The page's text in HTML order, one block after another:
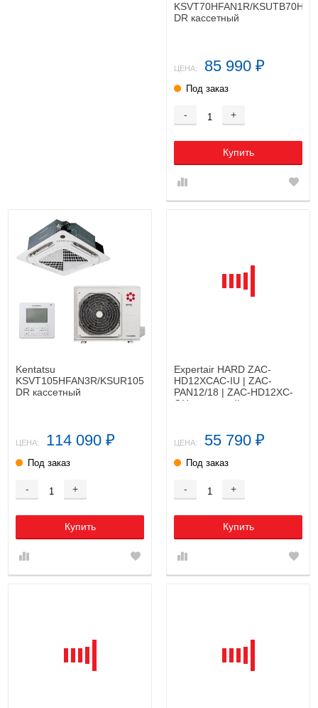
KSVT70HFAN1R/
DR кассетный
ЦЕНА: 85 990 ₽
Под заказ
- +
Купить
Kentatsu
KSVT105HFAN3R/KSUR105HFAN3L/KPU95-
DR кассетный
ЦЕНА: 114 090 ₽
Под заказ
- +
Купить
Expertair HARD ZAC-
HD12XCAC-IU | ZAC-
PAN12/18 | ZAC-HD12XC-
OU кассетный
ЦЕНА: 55 790 ₽
Под заказ
- +
Купить